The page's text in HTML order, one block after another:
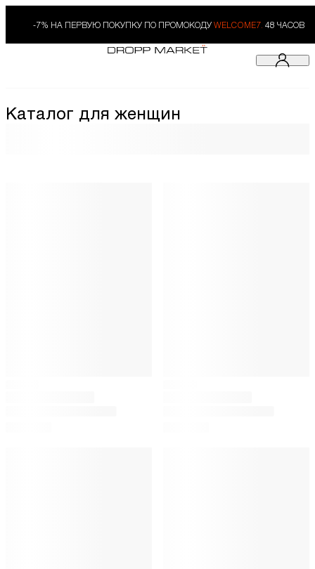
-7% НА ПЕРВУЮ ПОКУПКУ ПО ПРОМОКОДУ WELCOME7. 48 ЧАСОВ
Каталог для женщин